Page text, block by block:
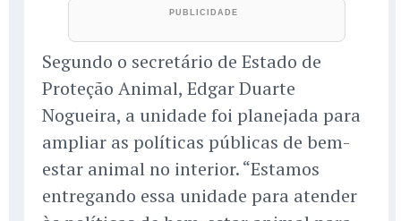
Segundo o secretário de Estado de
Proteção Animal, Edgar Duarte
Nogueira, a unidade foi planejada para
ampliar as políticas públicas de bem-
estar animal no interior. “Estamos
entregando essa unidade para atender